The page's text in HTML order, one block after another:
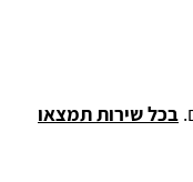
בכל שירות תמצאו